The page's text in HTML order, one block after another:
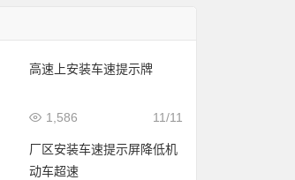
高速上安装车速提示牌
11/11
1,586
厂区安装车速提示屏降低机
动车超速